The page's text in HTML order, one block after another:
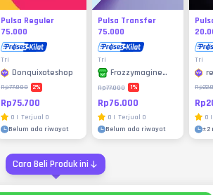
Pulsa Reguler
75.000
Tri
Donquixoteshop
Rp77.000 2%
Rp75.700
0 | Terjual 0
Belum ada riwayat
Pulsa Transfer
75.000
Tri
Frozzymagine
Store
Rp77.000 1%
Rp76.000
0 | Terjual 0
Belum ada riwayat
Tri
0 |
±2
Cara Beli Produk ini